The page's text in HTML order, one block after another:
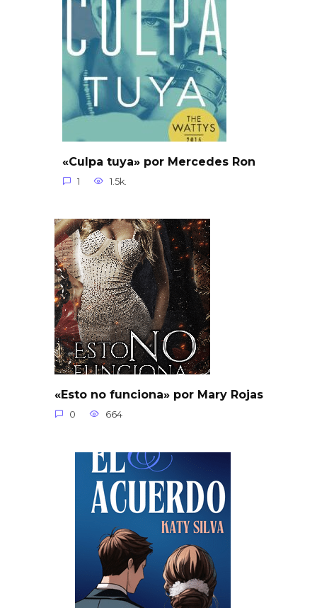
«Culpa tuya» por Mercedes Ron
1 1.5k.
«Esto no funciona» por Mary Rojas
0 664